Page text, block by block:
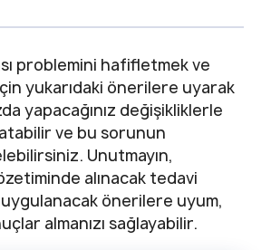
problemini hafifletmek ve
yukarıdaki önerilere uyarak
yapacağınız değişikliklerle
ve bu sorunun
Unutmayın,
alınacak tedavi
önerilere uyum,
almanızı sağlayabilir.